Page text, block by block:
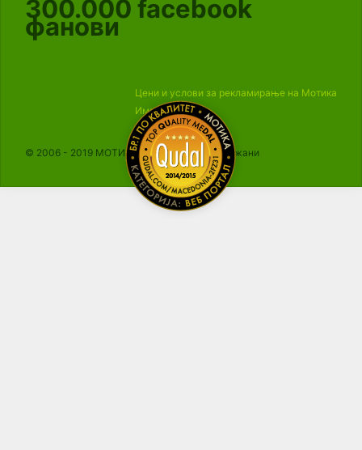
300.000 facebook
фанови
Цени и услови за рекламирање на Мотика
Импресум
© 2006 - 2019 МОТИКА, Сите права се задржани